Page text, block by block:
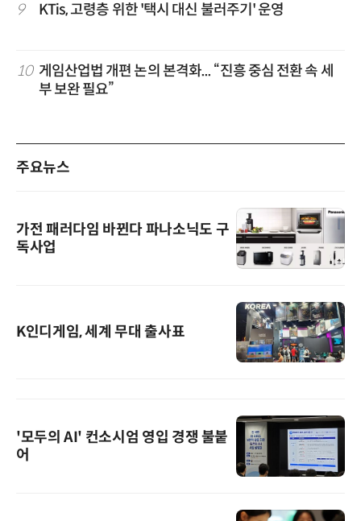
9 KTis, 고령층 위한 '택시 대신 불러주기' 운영
10 게임산업법 개편 논의 본격화... “진흥 중심 전환 속 세
부 보완 필요”
주요뉴스
가전 패러다임 바뀐다 파나소닉도 구
독사업
K인디게임, 세계 무대 출사표
'모두의 AI' 컨소시엄 영입 경쟁 불붙
어